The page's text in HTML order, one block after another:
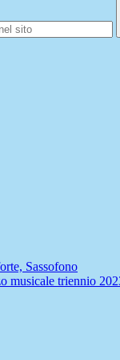
Sassofono
musicale triennio